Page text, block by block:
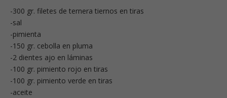
-300 gr. filetes de ternera tiernos en tiras
-sal
-pimienta
-150 gr. cebolla en pluma
-2 dientes ajo en láminas
-100 gr. pimiento rojo en tiras
-100 gr. pimiento verde en tiras
-aceite